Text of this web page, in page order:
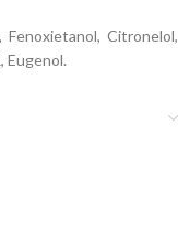
Citronelol,
Eugenol.